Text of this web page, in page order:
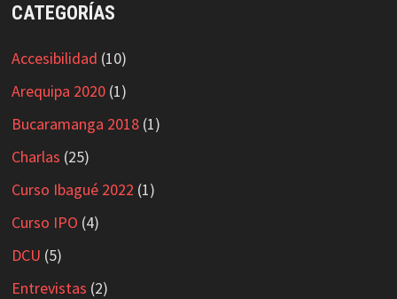
CATEGORÍAS
Accesibilidad (10)
Arequipa 2020(1)
Bucaramanga 2018(1)
Charlas (25)
Curso Ibagué 2022 (1)
Curso IPO (4)
DCU (5)
Entrevistas (2)